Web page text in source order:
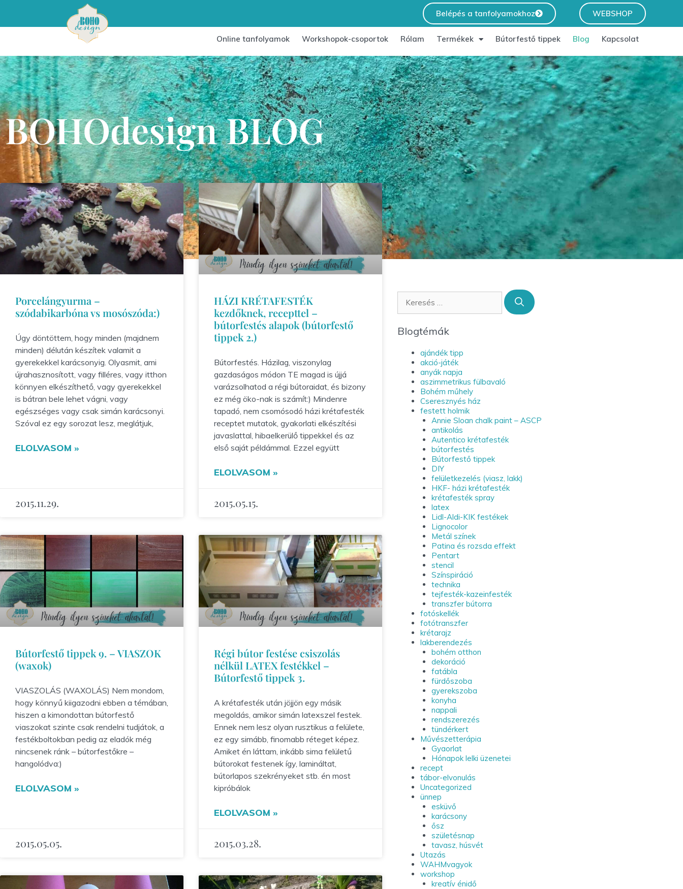
Belépés a tanfolyamokhoz WEBSHOP
Online tanfolyamok Workshopok-csoportok Rólam Termékek Bútorfestő tippek Blog Kapcsolat
BOHOdesign BLOG
Porcelángyurma –
szódabikarbóna vs mosószóda:)
Úgy döntöttem, hogy minden (majdnem
minden) délután készítek valamit a
gyerekekkel karácsonyig. Olyasmit, ami
újrahasznosított, vagy filléres, vagy itthon
könnyen elkészíthető, vagy gyerekekkel
is bátran bele lehet vágni, vagy
egészséges vagy csak simán karácsonyi.
Szóval ez egy sorozat lesz, meglátjuk,
ELOLVASOM »
2015.11.29.
HÁZI KRÉTAFESTÉK
kezdőknek, recepttel –
bútorfestés alapok (bútorfestő
tippek 2.)
Bútorfestés. Házilag, viszonylag
gazdaságos módon TE magad is újjá
varázsolhatod a régi bútoraidat, és bizony
ez még öko-nak is számít:) Mindenre
tapadó, nem csomósodó házi krétafesték
receptet mutatok, gyakorlati elkészítési
javaslattal, hibaelkerülő tippekkel és az
első saját példámmal. Ezzel együtt
ELOLVASOM »
2015.05.15.
Bútorfestő tippek 9. – VIASZOK
(waxok)
VIASZOLÁS (WAXOLÁS) Nem mondom,
hogy könnyű kiigazodni ebben a témában,
hiszen a kimondottan bútorfestő
viaszokat szinte csak rendelni tudjátok, a
festékboltokban pedig az eladók még
nincsenek ránk – bútorfestőkre –
hangolódva:)
ELOLVASOM »
2015.05.05.
Régi bútor festése csiszolás
nélkül LATEX festékkel –
Bútorfestő tippek 3.
A krétafesték után jöjjön egy másik
megoldás, amikor simán latexszel festek.
Ennek nem lesz olyan rusztikus a felülete,
ez egy simább, finomabb réteget képez.
Amiket én láttam, inkább sima felületű
bútorokat festenek így, lamináltat,
bútorlapos szekrényeket stb. én most
kipróbálok
ELOLVASOM »
2015.03.28.
Blogtémák
ajándék tipp
akció-játék
anyák napja
aszimmetrikus fülbavaló
Bohém műhely
Cseresznyés ház
festett holmik
Annie Sloan chalk paint – ASCP
antikolás
Autentico krétafesték
bútorfestés
Bútorfestő tippek
DIY
felületkezelés (viasz, lakk)
HKF- házi krétafesték
krétafesték spray
latex
Lidl-Aldi-KIK festékek
Lignocolor
Metál színek
Patina és rozsda effekt
Pentart
stencil
Színspiráció
technika
tejfesték-kazeinfesték
transzfer bútorra
fotóskellék
fotótranszfer
krétarajz
lakberendezés
bohém otthon
dekoráció
fatábla
fürdőszoba
gyerekszoba
konyha
nappali
rendszerezés
tündérkert
Művészetterápia
Gyaorlat
Hónapok lelki üzenetei
recept
tábor-elvonulás
Uncategorized
ünnep
esküvő
karácsony
ősz
születésnap
tavasz, húsvét
Utazás
WAHMvagyok
workshop
kreatív énidő